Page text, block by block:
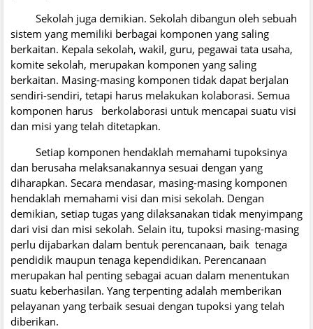
Sekolah juga demikian. Sekolah dibangun oleh sebuah
sistem yang memiliki berbagai komponen yang saling
berkaitan. Kepala sekolah, wakil, guru, pegawai tata usaha,
komite sekolah, merupakan komponen yang saling
berkaitan. Masing-masing komponen tidak dapat berjalan
sendiri-sendiri, tetapi harus melakukan kolaborasi. Semua
komponen harus berkolaborasi untuk mencapai suatu visi
dan misi yang telah ditetapkan.
Setiap komponen hendaklah memahami tupoksinya
dan berusaha melaksanakannya sesuai dengan yang
diharapkan. Secara mendasar, masing-masing komponen
hendaklah memahami visi dan misi sekolah. Dengan
demikian, setiap tugas yang dilaksanakan tidak menyimpang
dari visi dan misi sekolah. Selain itu, tupoksi masing-masing
perlu dijabarkan dalam bentuk perencanaan, baik tenaga
pendidik maupun tenaga kependidikan. Perencanaan
merupakan hal penting sebagai acuan dalam menentukan
suatu keberhasilan. Yang terpenting adalah memberikan
pelayanan yang terbaik sesuai dengan tupoksi yang telah
diberikan.